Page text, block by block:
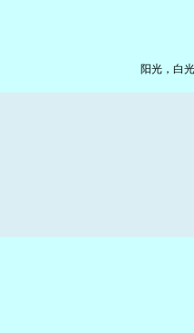
阳光，白